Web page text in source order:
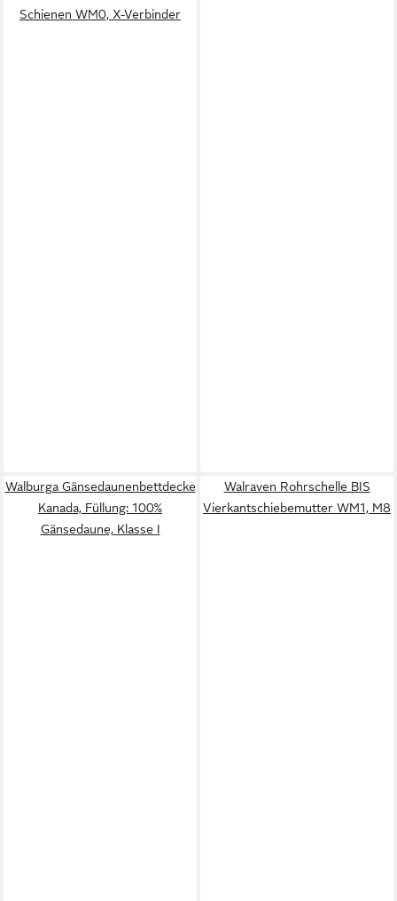
Schienen WM0, X-Verbinder
Walburga Gänsedaunenbettdecke
Kanada, Füllung: 100%
Gänsedaune, Klasse I
Walraven Rohrschelle BIS
Vierkantschiebemutter WM1, M8